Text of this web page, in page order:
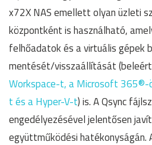
x72X NAS emellett olyan üzleti
központként is használható,
felhőadatok és a virtuális gépek
mentését/visszaállítását
Workspace-t, a Microsoft
t és a Hyper-V-t) is. A Qsync
engedélyezésével jelentősen
együttműködési